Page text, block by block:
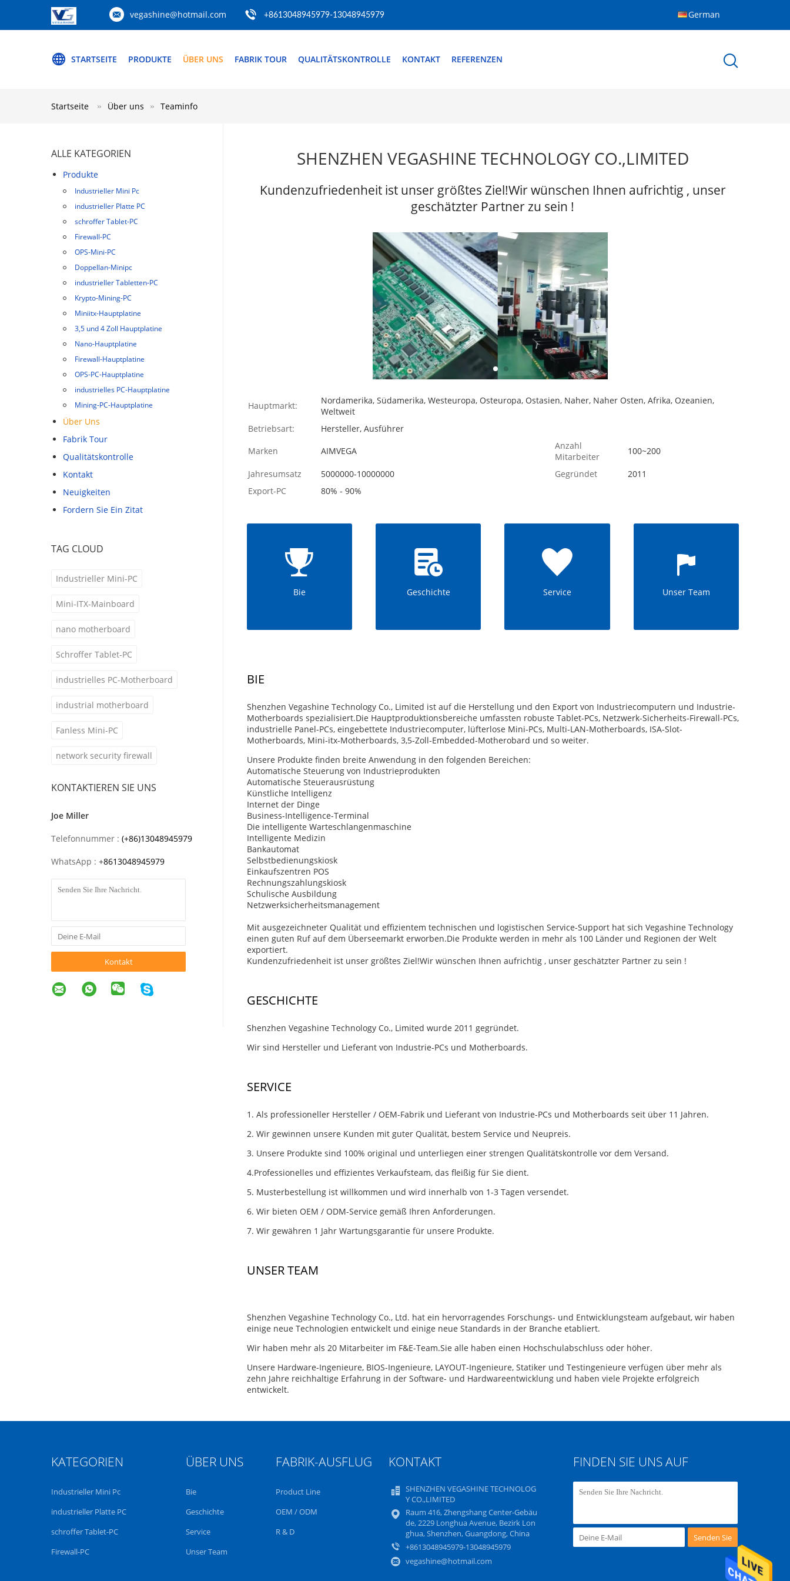
vegashine@hotmail.com +8613048945979-13048945979 German
STARTSEITE PRODUKTE ÜBER UNS FABRIK TOUR QUALITÄTSKONTROLLE KONTAKT REFERENZEN
Startseite Über uns Teaminfo
ALLE KATEGORIEN
Produkte
Industrieller Mini Pc
industrieller Platte PC
schroffer Tablet-PC
Firewall-PC
OPS-Mini-PC
Doppellan-Minipc
industrieller Tabletten-PC
Krypto-Mining-PC
Miniitx-Hauptplatine
3,5 und 4 Zoll Hauptplatine
Nano-Hauptplatine
Firewall-Hauptplatine
OPS-PC-Hauptplatine
industrielles PC-Hauptplatine
Mining-PC-Hauptplatine
Über Uns
Fabrik Tour
Qualitätskontrolle
Kontakt
Neuigkeiten
Fordern Sie Ein Zitat
TAG CLOUD
Industrieller Mini-PC
Mini-ITX-Mainboard
nano motherboard
Schroffer Tablet-PC
industrielles PC-Motherboard
industrial motherboard
Fanless Mini-PC
network security firewall
KONTAKTIEREN SIE UNS
Joe Miller
Telefonnummer : (+86)13048945979
WhatsApp : +8613048945979
Kontakt
SHENZHEN VEGASHINE TECHNOLOGY CO.,LIMITED
Kundenzufriedenheit ist unser größtes Ziel!Wir wünschen Ihnen aufrichtig , unser
geschätzter Partner zu sein !
Hauptmarkt:
Nordamerika, Südamerika, Westeuropa, Osteuropa, Ostasien, Naher, Naher Osten, Afrika, Ozeanien,
Weltweit
Betriebsart:
Hersteller, Ausführer
Marken
AIMVEGA
Anzahl
Mitarbeiter
100~200
Jahresumsatz 5000000-10000000 Gegründet
2011
Export-PC
80% - 90%
Bie Geschichte Service Unser Team
BIE
Shenzhen Vegashine Technology Co., Limited ist auf die Herstellung und den Export von Industriecomputern und Industrie-
Motherboards spezialisiert.Die Hauptproduktionsbereiche umfassten robuste Tablet-PCs, Netzwerk-Sicherheits-Firewall-PCs,
industrielle Panel-PCs, eingebettete Industriecomputer, lüfterlose Mini-PCs, Multi-LAN-Motherboards, ISA-Slot-
Motherboards, Mini-itx-Motherboards, 3,5-Zoll-Embedded-Motherobard und so weiter.
Unsere Produkte finden breite Anwendung in den folgenden Bereichen:
Automatische Steuerung von Industrieprodukten
Automatische Steuerausrüstung
Künstliche Intelligenz
Internet der Dinge
Business-Intelligence-Terminal
Die intelligente Warteschlangenmaschine
Intelligente Medizin
Bankautomat
Selbstbedienungskiosk
Einkaufszentren POS
Rechnungszahlungskiosk
Schulische Ausbildung
Netzwerksicherheitsmanagement
Mit ausgezeichneter Qualität und effizientem technischen und logistischen Service-Support hat sich Vegashine Technology
einen guten Ruf auf dem Überseemarkt erworben.Die Produkte werden in mehr als 100 Länder und Regionen der Welt
exportiert.
Kundenzufriedenheit ist unser größtes Ziel!Wir wünschen Ihnen aufrichtig , unser geschätzter Partner zu sein !
GESCHICHTE
Shenzhen Vegashine Technology Co., Limited wurde 2011 gegründet.
Wir sind Hersteller und Lieferant von Industrie-PCs und Motherboards.
SERVICE
1. Als professioneller Hersteller / OEM-Fabrik und Lieferant von Industrie-PCs und Motherboards seit über 11 Jahren.
2. Wir gewinnen unsere Kunden mit guter Qualität, bestem Service und Neupreis.
3. Unsere Produkte sind 100% original und unterliegen einer strengen Qualitätskontrolle vor dem Versand.
4.Professionelles und effizientes Verkaufsteam, das fleißig für Sie dient.
5. Musterbestellung ist willkommen und wird innerhalb von 1-3 Tagen versendet.
6. Wir bieten OEM / ODM-Service gemäß Ihren Anforderungen.
7. Wir gewähren 1 Jahr Wartungsgarantie für unsere Produkte.
UNSER TEAM
Shenzhen Vegashine Technology Co., Ltd. hat ein hervorragendes Forschungs- und Entwicklungsteam aufgebaut, wir haben
einige neue Technologien entwickelt und einige neue Standards in der Branche etabliert.
Wir haben mehr als 20 Mitarbeiter im F&E-Team.Sie alle haben einen Hochschulabschluss oder höher.
Unsere Hardware-Ingenieure, BIOS-Ingenieure, LAYOUT-Ingenieure, Statiker und Testingenieure verfügen über mehr als
zehn Jahre reichhaltige Erfahrung in der Software- und Hardwareentwicklung und haben viele Projekte erfolgreich
entwickelt.
KATEGORIEN
Industrieller Mini Pc
industrieller Platte PC
schroffer Tablet-PC
Firewall-PC
ÜBER UNS
Bie
Geschichte
Service
Unser Team
FABRIK-AUSFLUG
Product Line
OEM / ODM
R & D
KONTAKT
SHENZHEN VEGASHINE TECHNOLOG
Y CO.,LIMITED
Raum 416, Zhengshang Center-Gebäu
de, 2229 Longhua Avenue, Bezirk Lon
ghua, Shenzhen, Guangdong, China
+8613048945979-13048945979
vegashine@hotmail.com
FINDEN SIE UNS AUF
Senden Sie